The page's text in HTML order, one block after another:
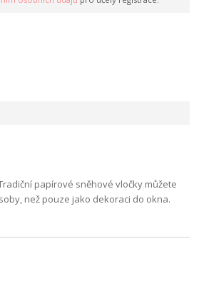
papírové sněhové vločky můžete
než pouze jako dekoraci do okna.